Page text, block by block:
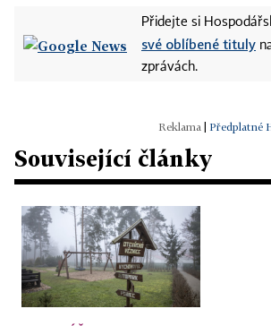
Přidejte si
své oblíbené tituly
zprávách.
Předplatné
Související články